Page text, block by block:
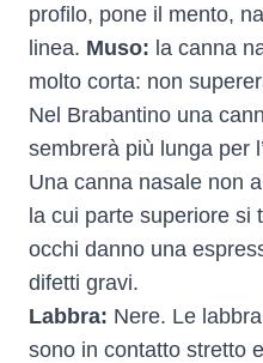
profilo, pone il mento,
linea. Muso: la canna
molto corta: non
Nel Brabantino una
sembrerà più lunga per
Una canna nasale non
la cui parte superiore si
occhi danno una
difetti gravi.
Labbra: Nere. Le
sono in contatto stretto